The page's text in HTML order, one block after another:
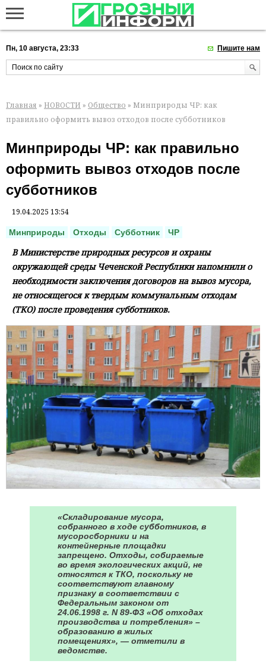
Пн, 10 августа, 23:33 Пишите нам
Главная » НОВОСТИ » Общество » Минприроды ЧР: как
правильно оформить вывоз отходов после субботников
Минприроды ЧР: как правильно
оформить вывоз отходов после
субботников
19.04.2025 13:54
Минприроды Отходы Субботник ЧР
В Министерcтве природных ресурсов и охраны
окружающей среды Чеченской Республики напомнили о
необходимости заключения договоров на вывоз мусора,
не относящегося к твердым коммунальным отходам
(ТКО) после проведения субботников.
«Складирование мусора,
собранного в ходе субботников, в
мусоросборники и на
контейнерные площадки
запрещено. Отходы, собираемые
во время экологических акций, не
относятся к ТКО, поскольку не
соответствуют главному
признаку в соответствии с
Федеральным законом от
24.06.1998 г. N 89-ФЗ «Об отходах
производства и потребления» –
образованию в жилых
помещениях», — отметили в
ведомстве.